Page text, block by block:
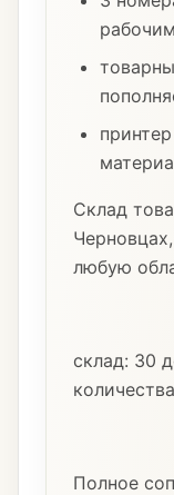
Склад
любую
склад: 30
Полное